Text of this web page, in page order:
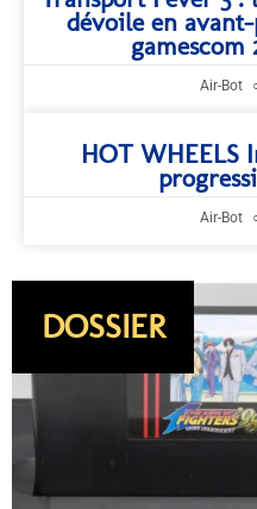
dévoile en
gamescom
Air-Bot
HOT WHEELS
Air-Bot
DOSSIER
SORTIE